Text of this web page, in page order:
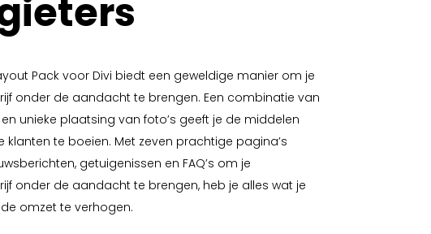
Pack voor Divi biedt een geweldige manier om je
onder de aandacht te brengen. Een combinatie van
unieke plaatsing van foto’s geeft je de middelen
klanten te boeien. Met zeven prachtige pagina’s
getuigenissen en FAQ’s om je
onder de aandacht te brengen, heb je alles wat je
omzet te verhogen.